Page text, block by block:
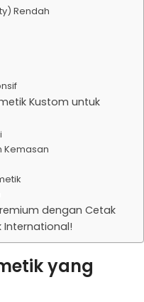
Rendah
Kustom untuk
Kemasan
dengan Cetak
International!
yang